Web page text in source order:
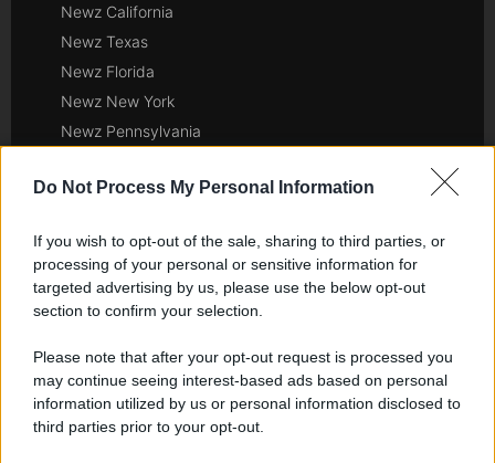
Do Not Process My Personal Information
If you wish to opt-out of the sale, sharing to third parties, or
processing of your personal or sensitive information for
targeted advertising by us, please use the below opt-out
section to confirm your selection.
Please note that after your opt-out request is processed you
may continue seeing interest-based ads based on personal
information utilized by us or personal information disclosed to
third parties prior to your opt-out.
Newz California
Newz Texas
Newz Florida
Newz New York
Newz Pennsylvania
Newz Ohio
Hig Tech Mag
Scoop Mag
Lgbtqia News
Home Magazine 365
Cineverse Magazine